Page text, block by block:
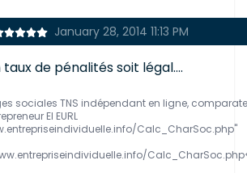
January 28, 2014 11:13 PM
de pénalités soit légal....
sociales TNS indépendant en ligne,
EI EURL
Calc_CharSoc.php"